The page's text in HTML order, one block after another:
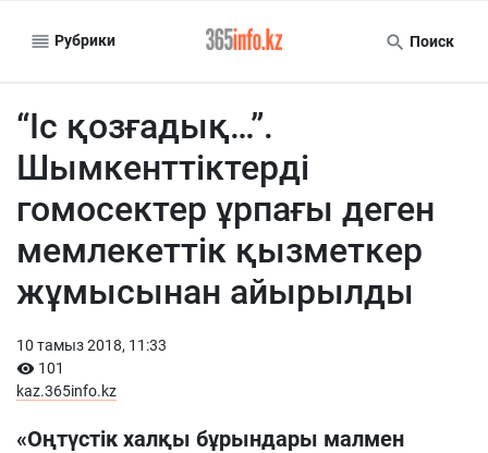
Рубрики Поиск
“Іс қозғадық…”.
Шымкенттіктерді
гомосектер ұрпағы деген
мемлекеттік қызметкер
жұмысынан айырылды
10 тамыз 2018, 11:33
101
kaz.365info.kz
«Оңтүстік халқы бұрындары малмен